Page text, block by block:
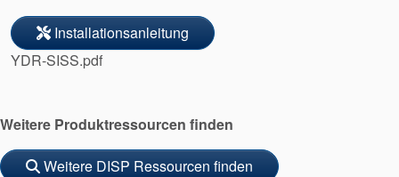
Produktbroschüren
Video
Installationsanleitung
YDR-SISS.pdf
Weitere Produktressourcen finden
Weitere DISP Ressourcen finden